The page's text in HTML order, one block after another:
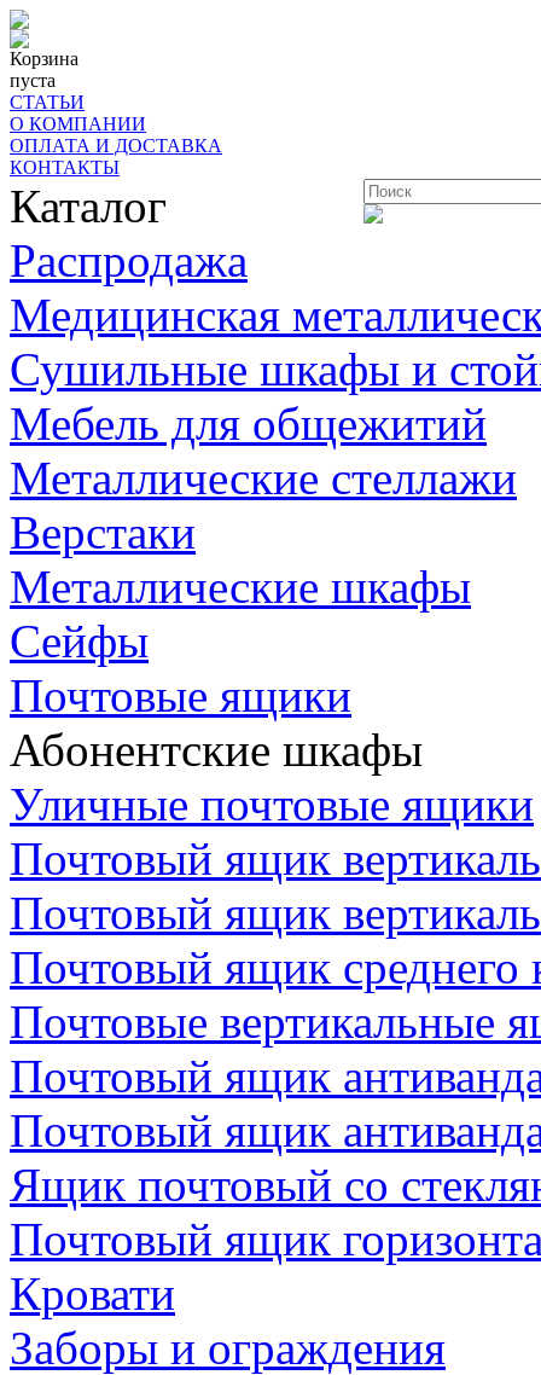
Корзина
пуста
СТАТЬИ
О КОМПАНИИ
ОПЛАТА И ДОСТАВКА
КОНТАКТЫ
Каталог
Распродажа
Медицинская
Сушильные шкафы и
Мебель для общежитий
Металлические стеллажи
Верстаки
Металлические шкафы
Сейфы
Почтовые ящики
Абонентские шкафы
Уличные почтовые ящики
Почтовый ящик
Почтовый ящик
Почтовый ящик среднего
Почтовые вертикальные
Почтовый ящик
Почтовый ящик
Ящик почтовый со
Почтовый ящик
Кровати
Заборы и ограждения